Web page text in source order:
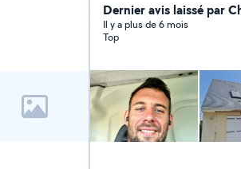
Dernier avis laissé par
Il y a plus de 6 mois
Top